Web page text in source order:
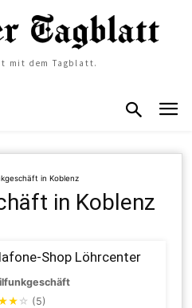
mit dem Tagblatt.
in Koblenz
in Koblenz
Shop Löhrcenter
★ ☆ (5)